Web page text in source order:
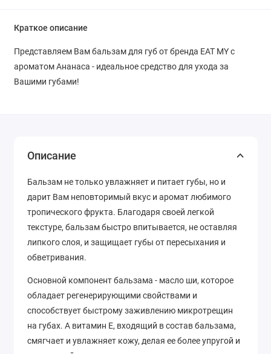
Краткое описание
Представляем Вам бальзам для губ от бренда EAT MY с
ароматом Ананаса - идеальное средство для ухода за
Вашими губами!
Описание
Бальзам не только увлажняет и питает губы, но и
дарит Вам неповторимый вкус и аромат любимого
тропического фрукта. Благодаря своей легкой
текстуре, бальзам быстро впитывается, не оставляя
липкого слоя, и защищает губы от пересыхания и
обветривания.
Основной компонент бальзама - масло ши, которое
обладает регенерирующими свойствами и
способствует быстрому заживлению микротрещин
на губах. А витамин Е, входящий в состав бальзама,
смягчает и увлажняет кожу, делая ее более упругой и